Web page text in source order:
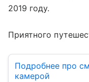
2019 году.
Приятного
Подробнее про
камерой